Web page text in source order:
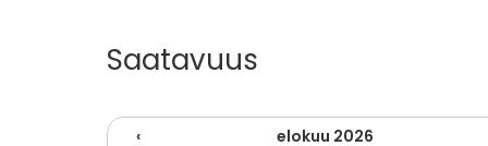
Tähän tarkoitukseen sopii paremmin saman
tilasta löytyy leluja ja pelejä joita saa
Saatavuus
‹ elokuu 2026